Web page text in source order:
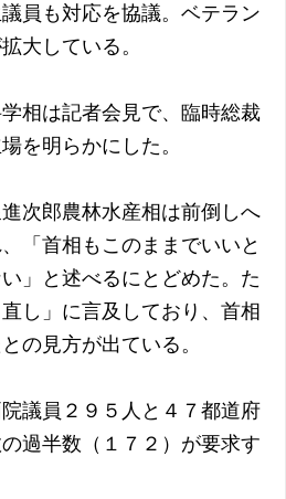
員も対応を協議。ベテラン
大している。
相は記者会見で、臨時総裁
を明らかにした。
次郎農林水産相は前倒しへ
「首相もこのままでいいと
」と述べるにとどめた。た
し」に言及しており、首相
の見方が出ている。
議員２９５人と４７都道府
過半数（１７２）が要求す